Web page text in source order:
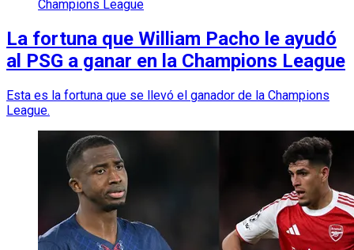
Champions League
La fortuna que William Pacho le ayudó
al PSG a ganar en la Champions League
Esta es la fortuna que se llevó el ganador de la Champions
League.